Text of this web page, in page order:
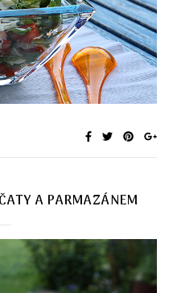
A PARMAZÁNEM